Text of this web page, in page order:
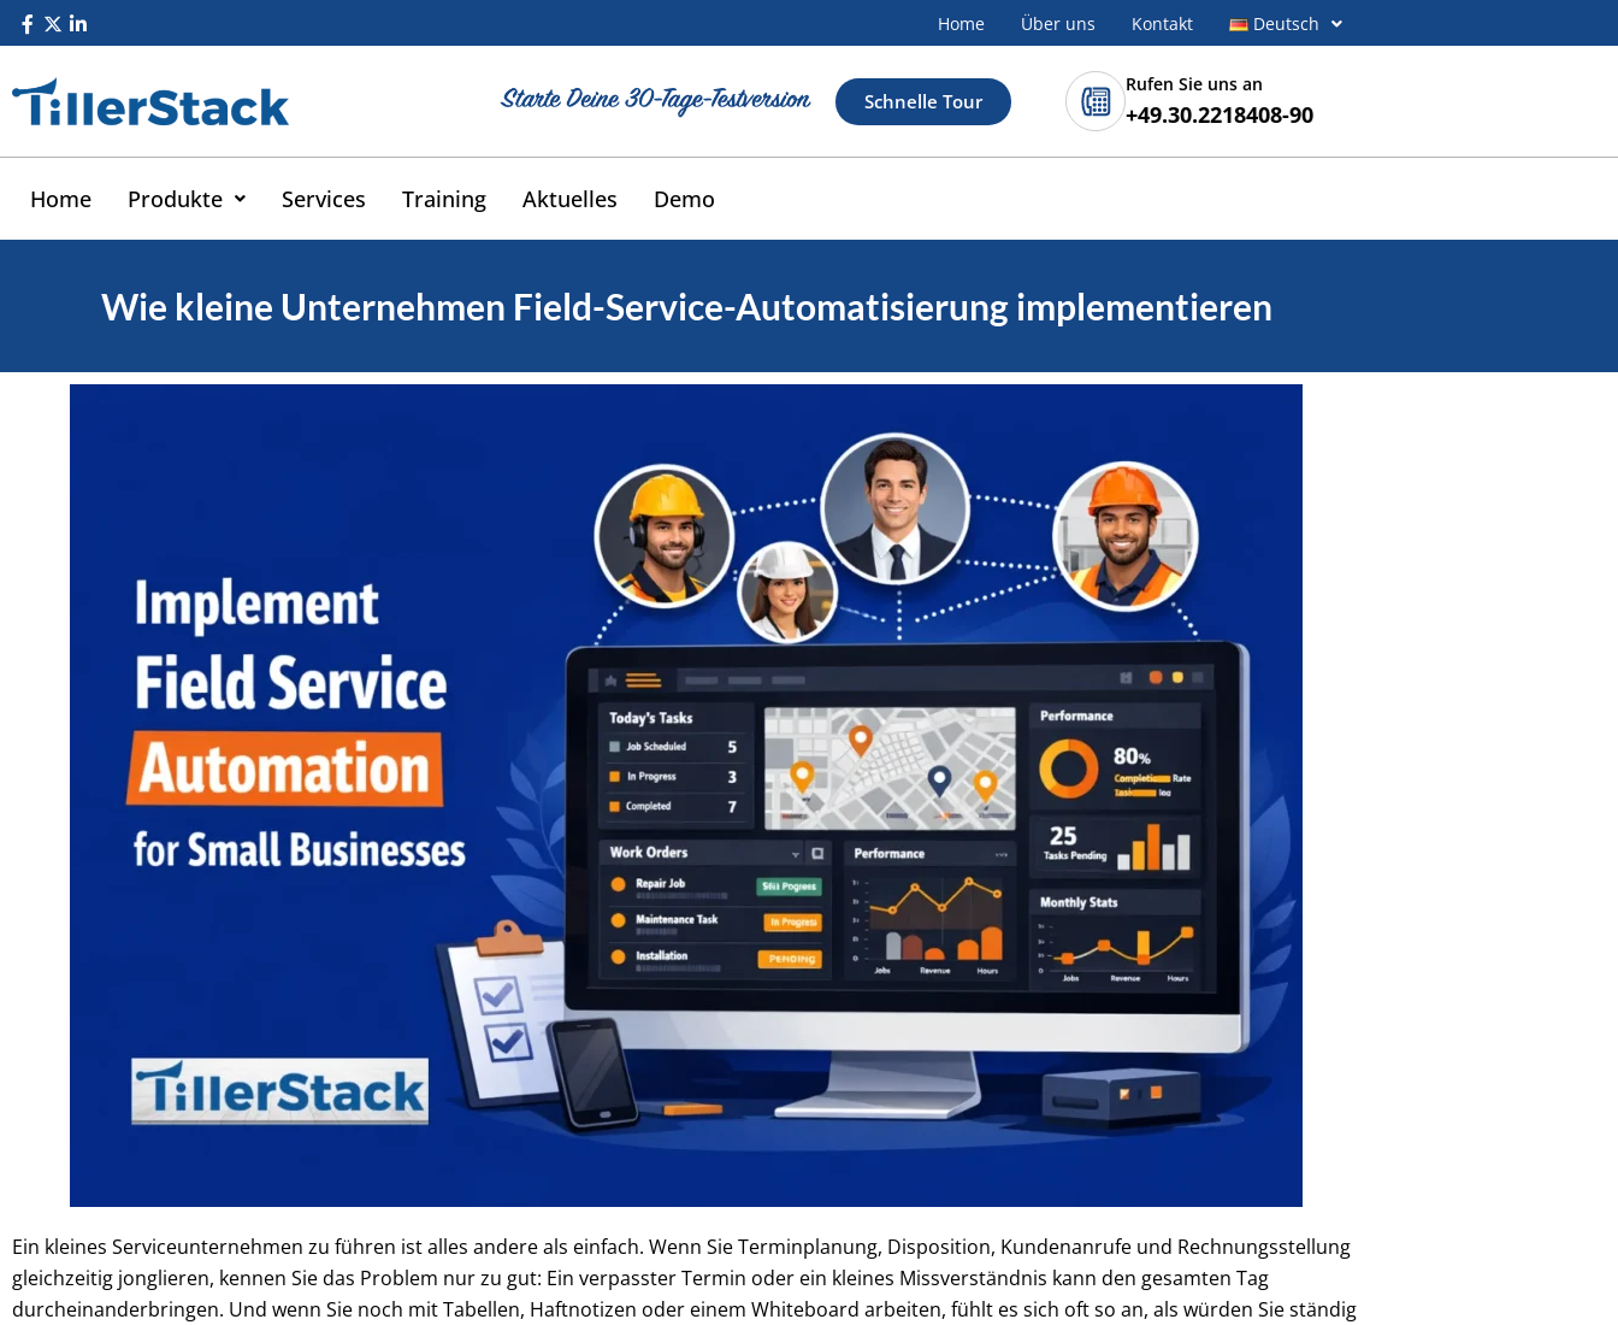
Inhalt
Home Über uns Kontakt Deutsch
Schnelle Tour
Rufen Sie uns an
+49.30.2218408-90
Home Produkte Services Training Aktuelles Demo
Wie kleine Unternehmen Field-Service-Automatisierung implementieren
Ein kleines Serviceunternehmen zu führen ist alles andere als einfach. Wenn Sie Terminplanung, Disposition, Kundenanrufe und Rechnungsstellung
gleichzeitig jonglieren, kennen Sie das Problem nur zu gut: Ein verpasster Termin oder ein kleines Missverständnis kann den gesamten Tag
durcheinanderbringen. Und wenn Sie noch mit Tabellen, Haftnotizen oder einem Whiteboard arbeiten, fühlt es sich oft so an, als würden Sie ständig